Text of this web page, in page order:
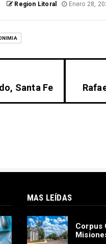
Region Litoral Enero 28,
Santa Fe
MAS LEÍDAS
Corpus